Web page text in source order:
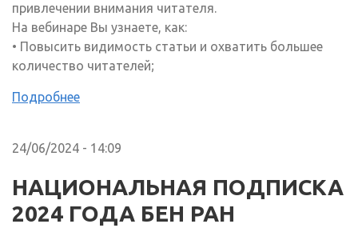
привлечении внимания читателя.
На вебинаре Вы узнаете, как:
• Повысить видимость статьи и охватить большее
количество читателей;
Подробнее
24/06/2024 - 14:09
НАЦИОНАЛЬНАЯ ПОДПИСКА
2024 ГОДА БЕН РАН